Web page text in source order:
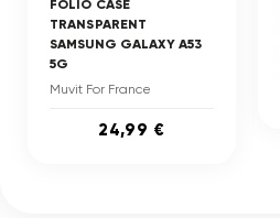
FOLIO CASE
TRANSPARENT
SAMSUNG GALAXY A53
5G
Muvit For France
24,99 €